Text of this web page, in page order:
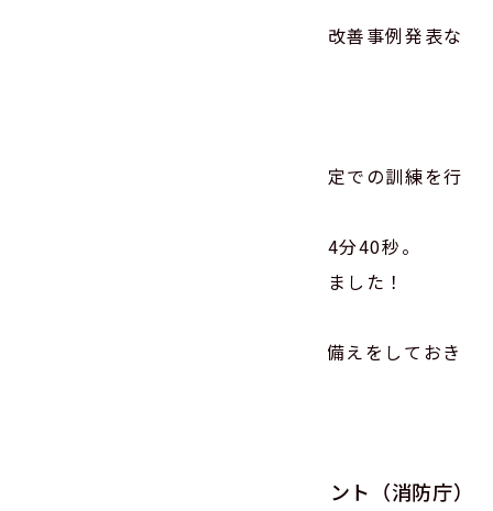
毎年、この日には、部門方針発表や改善事例発表な
今年は、工場内で火災が発生した想定での訓練を行
社員全員の避難完了までの時間は、4分40秒。
昨年よりも短時間で避難を完了できました！
会社だけでなく、家庭においても、備えをしておき
住宅防火 いのちを守る10のポイント（消防庁）